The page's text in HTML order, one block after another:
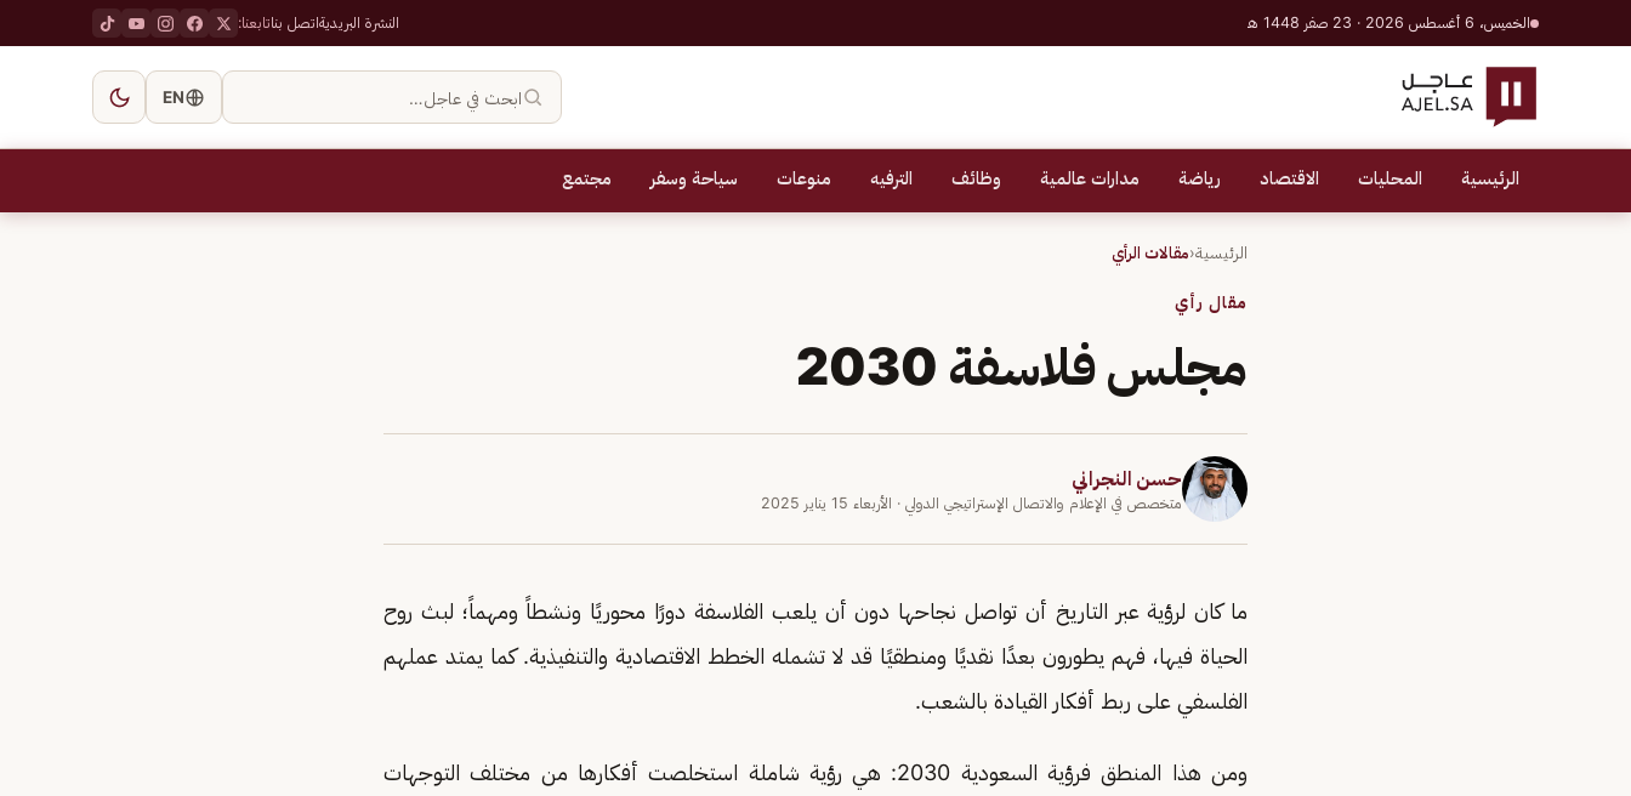
الخميس، 6 أغسطس 2026 · 23 صفر 1448 هـ النشرة البريديةاتصل بناتابعنا:
ابحث في عاجل… EN
الرئيسية المحليات الاقتصاد رياضة مدارات عالمية وظائف الترفيه منوعات سياحة وسفر مجتمع
الرئيسية‹مقالات الرأي
مقال رأي
مجلس فلاسفة 2030
حسن النجراني
متخصص في الإعلام والاتصال الإستراتيجي الدولي · الأربعاء 15 يناير 2025
ما كان لرؤية عبر التاريخ أن تواصل نجاحها دون أن يلعب الفلاسفة دورًا محوريًا ونشطاً ومهماً؛ لبث روح
الحياة فيها، فهم يطورون بعدًا نقديًا ومنطقيًا قد لا تشمله الخطط الاقتصادية والتنفيذية. كما يمتد عملهم
الفلسفي على ربط أفكار القيادة بالشعب.
ومن هذا المنطق فرؤية السعودية 2030: هي رؤية شاملة استخلصت أفكارها من مختلف التوجهات